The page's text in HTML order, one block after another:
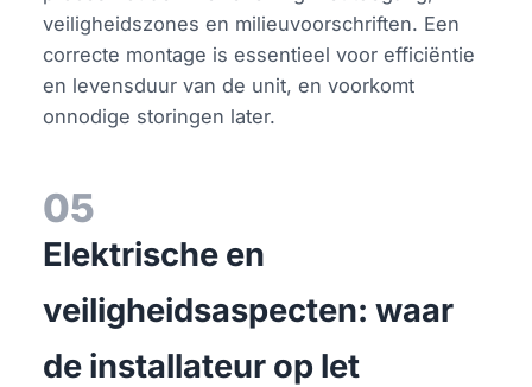
veiligheidszones en milieuvoorschriften. Een
correcte montage is essentieel voor efficiëntie
en levensduur van de unit, en voorkomt
onnodige storingen later.
05
Elektrische en
veiligheidsaspecten: waar
de installateur op let